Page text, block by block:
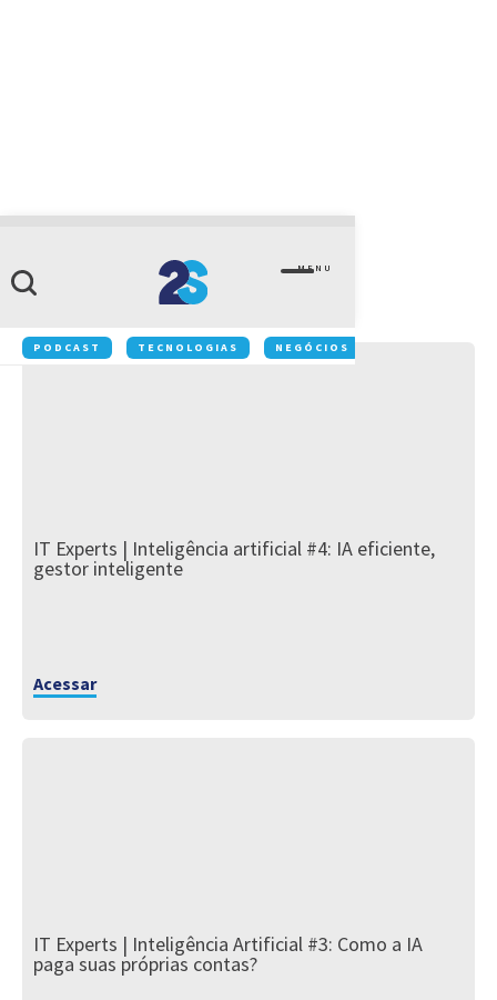
MENU
PODCAST TECNOLOGIAS NEGÓCIOS
Websérie
IT EXPERTS
IT Experts | Inteligência artificial #4: IA eficiente,
gestor inteligente
Acessar
IT Experts | Inteligência Artificial #3: Como a IA
paga suas próprias contas?